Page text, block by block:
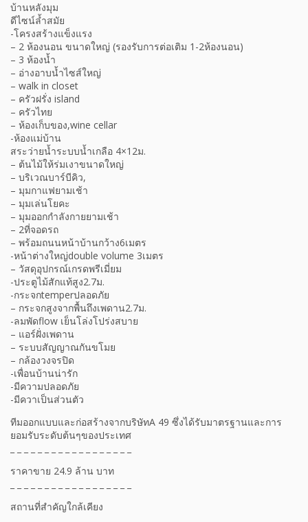
บ้านหลังมุม
ดีไซน์ล้ำสมัย
-โครงสร้างแข็งแรง
– 2 ห้องนอน ขนาดใหญ่ (รองรับการต่อเติม 1-2ห้องนอน)
– 3 ห้องน้ำ
– อ่างอาบน้ำไซส์ใหญ่
– walk in closet
– ครัวฝรั่ง island
– ครัวไทย
– ห้องเก็บของ,wine cellar
-ห้องแม่บ้าน
สระว่ายน้ำระบบน้ำเกลือ 4×12ม.
– ต้นไม้ให้ร่มเงาขนาดใหญ่
– บริเวณบาร์บีคิว,
– มุมกาแฟยามเช้า
– มุมเล่นโยคะ
– มุมออกกำลังกายยามเช้า
– 2ที่จอดรถ
– พร้อมถนนหน้าบ้านกว้าง6เมตร
-หน้าต่างใหญ่double volume 3เมตร
– วัสดุอุปกรณ์เกรดพรีเมี่ยม
-ประตูไม้สักแท้สูง2.7ม.
-กระจกtemperปลอดภัย
– กระจกสูงจากพื้นถึงเพดาน2.7ม.
-ลมพัดflow เย็นโล่งโปร่งสบาย
– แอร์ฝั่งเพดาน
– ระบบสัญญาณกันขโมย
– กล้องวงจรปิด
-เพื่อนบ้านน่ารัก
-มีความปลอดภัย
-มีควาเป็นส่วนตัว
ทีมออกแบบและก่อสร้างจากบริษัทA 49 ซึ่งได้รับมาตรฐานและการ
ยอมรับระดับต้นๆของประเทศ
ราคาขาย 24.9 ล้าน บาท
สถานที่สำคัญใกล้เคียง